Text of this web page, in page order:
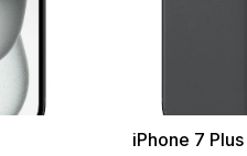
iPhone 7 Plus